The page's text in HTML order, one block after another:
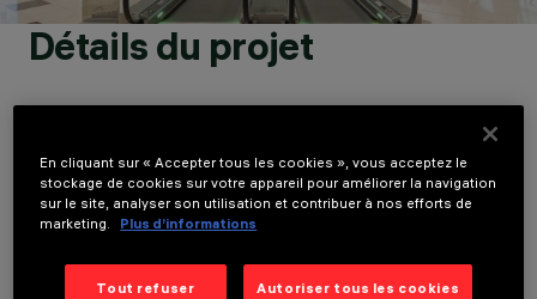
ANNÉE
2016
CONCEPTION
D’ÉCLAIRAGE
SINGAPORE - ARUP,
Détails du projet
HONG KONG
ANNÉE
2016
D’ÉCLAIRAGE
En cliquant sur « Accepter tous les cookies », vous acceptez le
stockage de cookies sur votre appareil pour améliorer la navigation
sur le site, analyser son utilisation et contribuer à nos efforts de
marketing.
Plus d’informations
Tout refuser Autoriser tous les cookies